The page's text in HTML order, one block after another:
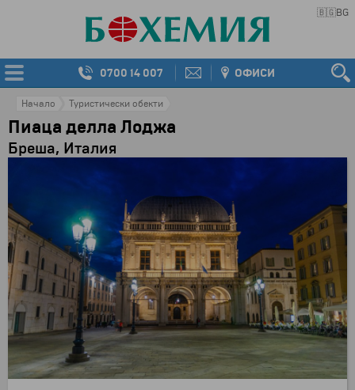
🇧🇬BG
0700 14 007 ОФИСИ
Начало Туристически обекти
Пиаца делла Лоджа
Бреша, Италия